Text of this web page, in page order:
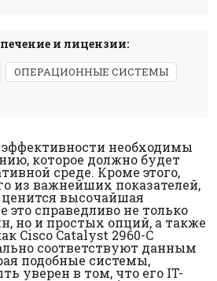
и лицензии:
ОПЕРАЦИОННЫЕ СИСТЕМЫ
необходимы
которое должно будет
среде. Кроме этого,
из важнейших показателей,
высочайшая
это справедливо не только
но и простых опций, а также
Cisco Catalyst 2960-C
соответствуют данным
подобные системы,
уверен в том, что его IT-